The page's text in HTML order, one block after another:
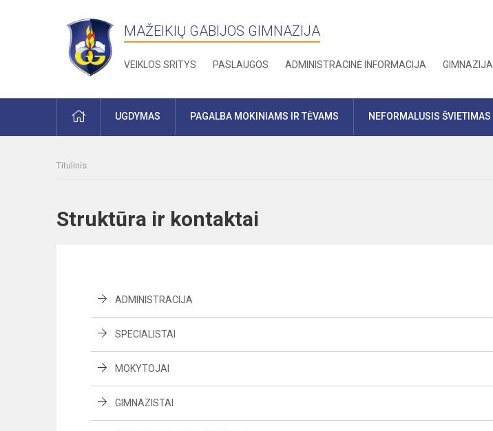
MAŽEIKIŲ GABIJOS GIMNAZIJA
VEIKLOS SRITYS PASLAUGOS ADMINISTRACINĖ INFORMACIJA GIMNAZIJA
PRADŽIAUGDYMAS PAGALBA MOKINIAMS IR TĖVAMS NEFORMALUSIS ŠVIETIMAS
Titulinis
Struktūra ir kontaktai
ADMINISTRACIJA
SPECIALISTAI
MOKYTOJAI
GIMNAZISTAI